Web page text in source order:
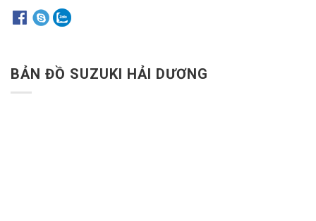
BẢN ĐỒ SUZUKI HẢI DƯƠNG